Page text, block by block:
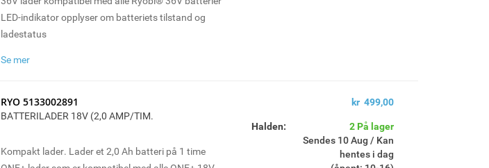
LED-indikator opplyser om batteriets tilstand og
ladestatus
Lader 6,0 Ah i timen
Se mer
RYO 5133002891
BATTERILADER 18V (2,0 AMP/TIM.
kr 499,00
Halden:
2 På lager
Sendes 10 Aug / Kan
hentes i dag
Kompakt lader. Lader et 2,0 Ah batteri på 1 time